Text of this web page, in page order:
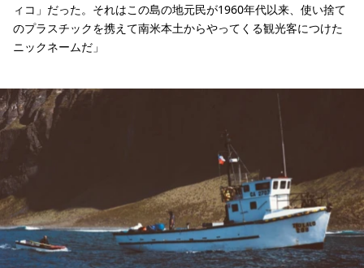
ィコ」だった。それはこの島の地元民が1960年代以来、使い捨て
のプラスチックを携えて南米本土からやってくる観光客につけた
ニックネームだ」